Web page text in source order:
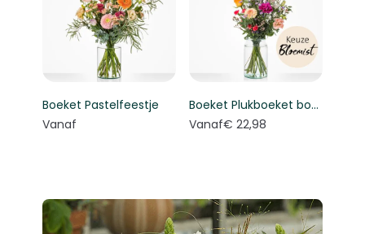
Boeket Pastelfeestje
Vanaf
Boeket Plukboeket bont - Keuze bloemist
Vanaf€ 22,98